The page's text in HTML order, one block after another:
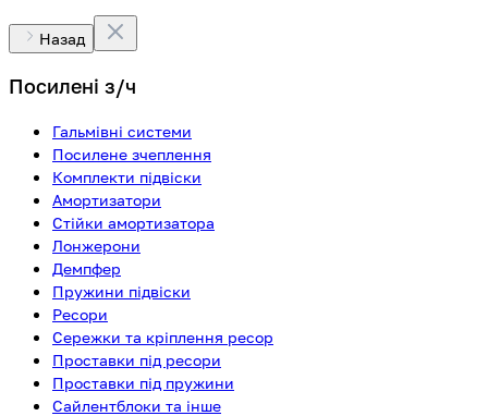
Назад
Посилені з/ч
Гальмівні системи
Посилене зчеплення
Комплекти підвіски
Амортизатори
Стійки амортизатора
Лонжерони
Демпфер
Пружини підвіски
Ресори
Сережки та кріплення ресор
Проставки під ресори
Проставки під пружини
Сайлентблоки та інше